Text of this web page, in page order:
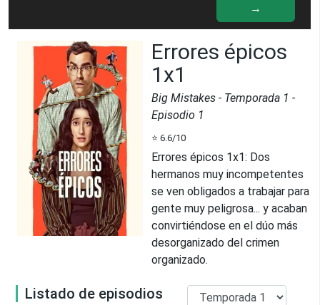
→
Errores épicos
1x1
Big Mistakes - Temporada 1 -
Episodio 1
⭐ 6.6/10
Errores épicos 1x1: Dos
hermanos muy incompetentes
se ven obligados a trabajar para
gente muy peligrosa... y acaban
convirtiéndose en el dúo más
desorganizado del crimen
organizado.
Listado de episodios